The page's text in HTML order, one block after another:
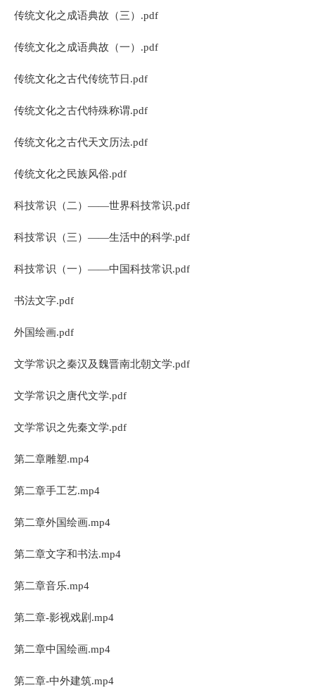
传统文化之成语典故（三）.pdf
传统文化之成语典故（一）.pdf
传统文化之古代传统节日.pdf
传统文化之古代特殊称谓.pdf
传统文化之古代天文历法.pdf
传统文化之民族风俗.pdf
科技常识（二）——世界科技常识.pdf
科技常识（三）——生活中的科学.pdf
科技常识（一）——中国科技常识.pdf
书法文字.pdf
外国绘画.pdf
文学常识之秦汉及魏晋南北朝文学.pdf
文学常识之唐代文学.pdf
文学常识之先秦文学.pdf
第二章雕塑.mp4
第二章手工艺.mp4
第二章外国绘画.mp4
第二章文字和书法.mp4
第二章音乐.mp4
第二章-影视戏剧.mp4
第二章中国绘画.mp4
第二章-中外建筑.mp4